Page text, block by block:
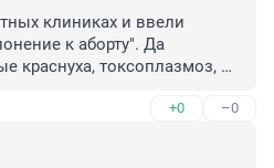
клиниках и ввели
к аборту". Да
краснуха, токсоплазмоз,
+0 –0